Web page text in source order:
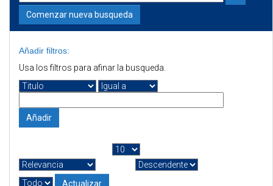
Comenzar nueva busqueda
Añadir filtros:
Usa los filtros para afinar la busqueda.